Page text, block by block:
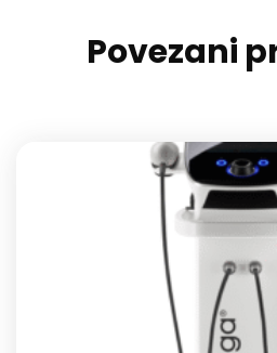
Povezani